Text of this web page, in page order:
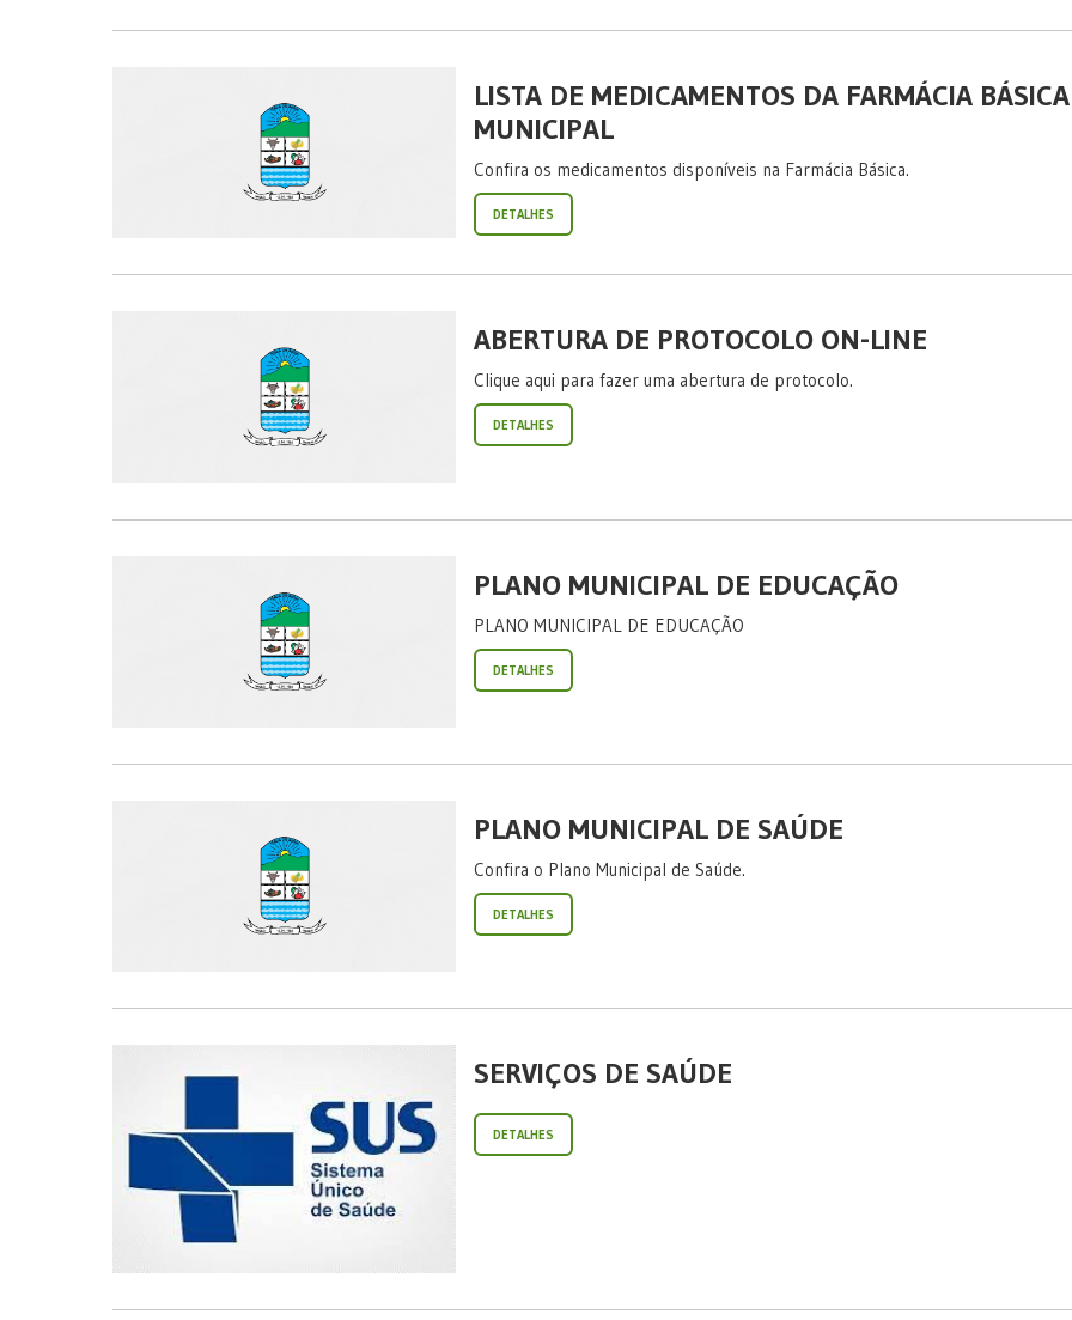
LISTA DE MEDICAMENTOS DA FARMÁCIA BÁSICA
MUNICIPAL
Confira os medicamentos disponíveis na Farmácia Básica.
DETALHES
ABERTURA DE PROTOCOLO ON-LINE
Clique aqui para fazer uma abertura de protocolo.
DETALHES
PLANO MUNICIPAL DE EDUCAÇÃO
PLANO MUNICIPAL DE EDUCAÇÃO
DETALHES
PLANO MUNICIPAL DE SAÚDE
Confira o Plano Municipal de Saúde.
DETALHES
SERVIÇOS DE SAÚDE
DETALHES